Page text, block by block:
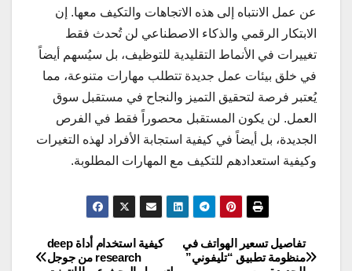
عن عمل الانتباه إلى هذه الاتجاهات والتكيف معها. إن
الابتكار الرقمي والذكاء الاصطناعي لن تُحدث فقط
تغييرات في الأنماط التقليدية للتوظيف، بل سيُسهم أيضاً
في خلق بيئات عمل جديدة تتطلب مهارات متنوعة، مما
يُعتبر فرصة لتحقيق التميز والنجاح في مستقبل سوق
العمل. لن يكون المستقبل محصوراً فقط في الفرص
الجديدة، بل أيضاً في كيفية استجابة الأفراد لهذه التغيرات
وكيفية استعدادهم للتكيف مع المهارات المطلوبة.
تصفّح
كيفية استخدام أداة deep
research من جوجل
تفاصيل تسعير الهواتف في
منظومة تطبيق “تليفوني”